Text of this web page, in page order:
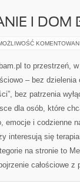
I DOM
to przestrzeń,
– bez dzielenia
bez patrzenia
dla osób, które
emocje i codzienne
interesują się
na stronie to
całościowe